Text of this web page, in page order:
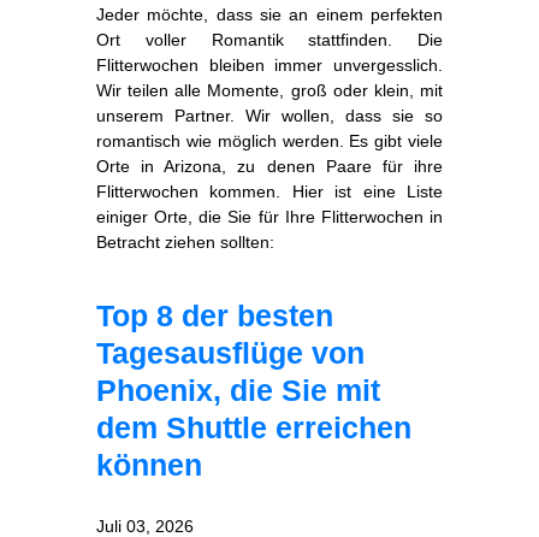
Jeder möchte, dass sie an einem perfekten
Ort voller Romantik stattfinden. Die
Flitterwochen bleiben immer unvergesslich.
Wir teilen alle Momente, groß oder klein, mit
unserem Partner. Wir wollen, dass sie so
romantisch wie möglich werden. Es gibt viele
Orte in Arizona, zu denen Paare für ihre
Flitterwochen kommen. Hier ist eine Liste
einiger Orte, die Sie für Ihre Flitterwochen in
Betracht ziehen sollten:
Top 8 der besten
Tagesausflüge von
Phoenix, die Sie mit
dem Shuttle erreichen
können
Juli 03, 2026